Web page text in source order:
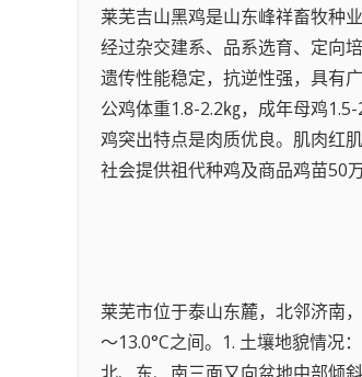
莱芜吉山黑鸡是山东峰祥畜牧种
经过杂交建系、品系选育、定向
遗传性能稳定，抗逆性强，具有
公鸡体重1.8-2.2㎏，成年母鸡
鸡突出特点是肉质优良。肌肉红
社会提供祖代种鸡及商品鸡苗50
莱芜市位于泰山东麓，北邻济南
～13.0°C之间。1. 土壤地貌情况